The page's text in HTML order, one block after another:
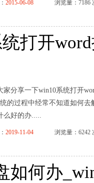
2015-06-08 浏览量：7186
打开
家分享一下win10系统打开
的过程中经常不知道如何
么好的办.....
2019-11-04 浏览量：6242
如何办